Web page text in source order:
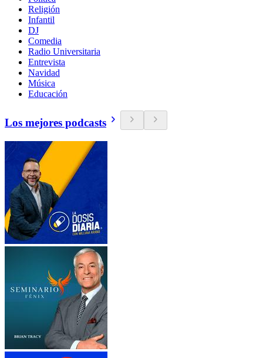
Religión
Infantil
DJ
Comedia
Radio Universitaria
Entrevista
Navidad
Música
Educación
Los mejores podcasts